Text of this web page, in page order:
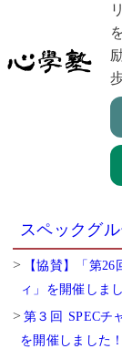
スペックグ
【協賛】「第
ィ」を開催しまし
第３回 SPECチ
を開催しました！